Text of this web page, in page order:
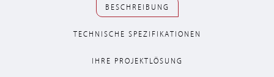
BESCHREIBUNG
TECHNISCHE SPEZIFIKATIONEN
IHRE PROJEKTLÖSUNG